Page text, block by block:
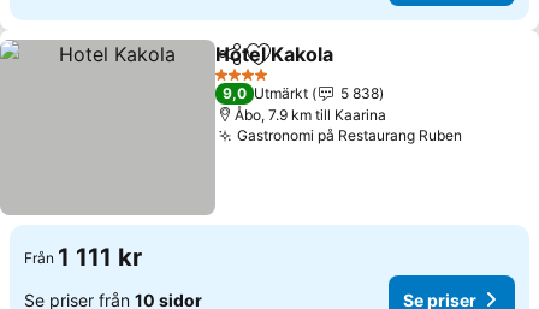
Dela Lägg till i Mina Favoriter
Hotel Kakola
4 Stjärnor
9,0 Utmärkt
5 838
Åbo, 7.9 km till Kaarina
Gastronomi på Restaurang Ruben
Från 1 111 kr
Se priser från 10 sidor Se priser